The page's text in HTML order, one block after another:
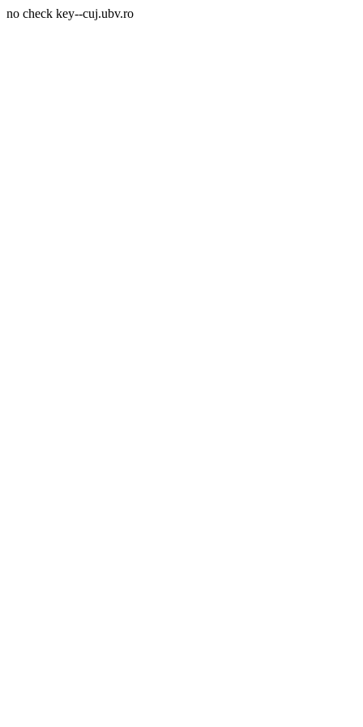
no check key--cuj.ubv.ro